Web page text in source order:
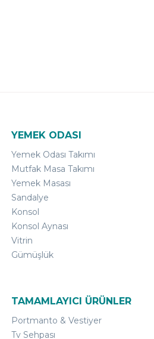
YEMEK ODASI
Yemek Odası Takımı
Mutfak Masa Takımı
Yemek Masası
Sandalye
Konsol
Konsol Aynası
Vitrin
Gümüşlük
TAMAMLAYICI ÜRÜNLER
Portmanto & Vestiyer
Tv Sehpası